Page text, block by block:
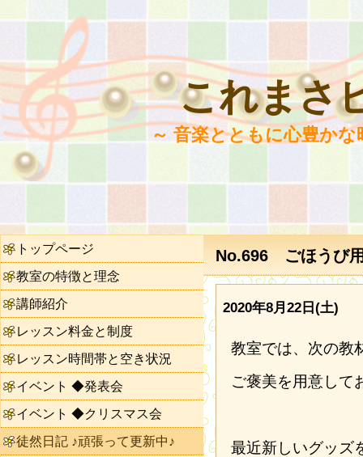
これまさ
～ 音楽とともに心豊か
No.696 ごほうび
2020年8月22日(土)
教室では、次の教
ご褒美を用意して
最近新しいグッズ
トップページ
教室の特徴と理念
講師紹介
レッスン料金と制度
レッスン時間帯と空き状況
イベント ◆発表会
イベント ◆クリスマス会
徒然日記 ♪頑張って更新中♪